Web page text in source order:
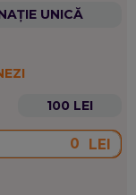
UNICĂ
100 LEI
LEI